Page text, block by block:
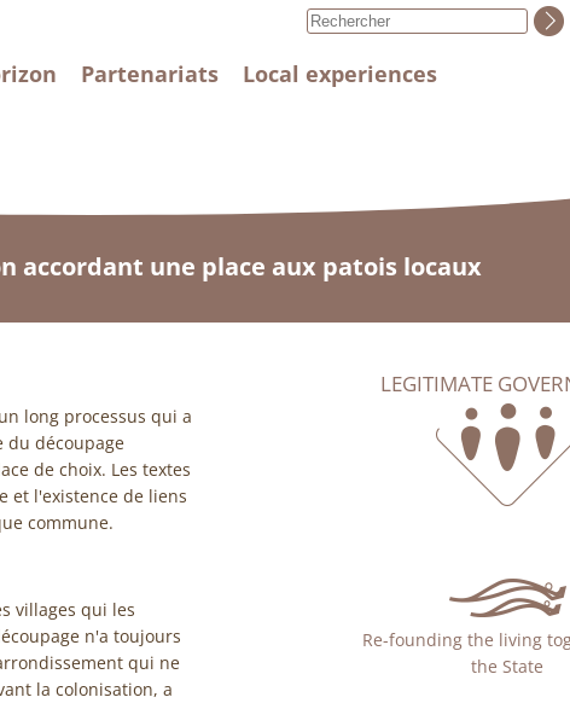
Partenariats Local experiences
accordant une place aux patois locaux
long processus qui a
du découpage
de choix. Les textes
et l'existence de liens
commune.
villages qui les
n'a toujours
qui ne
la colonisation, a
LEGITIMATE
Re-founding the living
the State